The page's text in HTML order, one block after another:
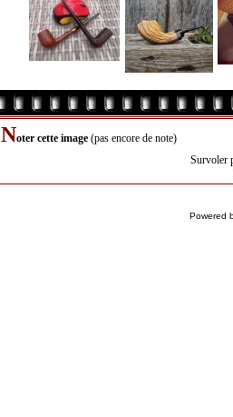
Noter cette image (pas encore de note)
Survoler
Powered